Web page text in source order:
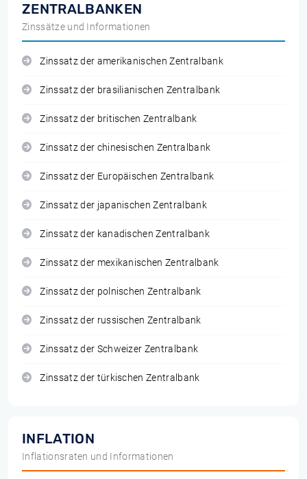
ZENTRALBANKEN
Zinssätze und Informationen
Zinssatz der amerikanischen Zentralbank
Zinssatz der brasilianischen Zentralbank
Zinssatz der britischen Zentralbank
Zinssatz der chinesischen Zentralbank
Zinssatz der Europäischen Zentralbank
Zinssatz der japanischen Zentralbank
Zinssatz der kanadischen Zentralbank
Zinssatz der mexikanischen Zentralbank
Zinssatz der polnischen Zentralbank
Zinssatz der russischen Zentralbank
Zinssatz der Schweizer Zentralbank
Zinssatz der türkischen Zentralbank
INFLATION
Inflationsraten und Informationen